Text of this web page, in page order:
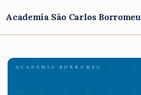
Academia São Carlos Borromeu